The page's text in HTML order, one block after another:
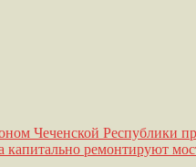
Чеченской Республики
капитально ремонтируют